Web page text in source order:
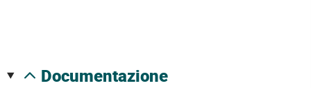
documentazione